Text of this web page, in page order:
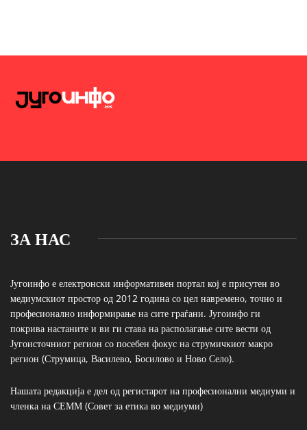
ЗА НАС
Југоинфо е електронски информативен портал кој е присутен во
медиумскиот простор од 2012 година со цел навремено, точно и
професионално информирање на сите граѓани. Југоинфо ги
покрива настаните и ви ги става на располагање сите вести од
Југоисточниот регион со посебен фокус на струмичкиот макро
регион (Струмица, Василево, Босилово и Ново Село).
Нашата редакција е дел од регистарот на професионални медиуми и
членка на СЕММ (Совет за етика во медиуми)